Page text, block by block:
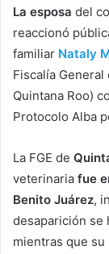
La esposa del
reaccionó
familiar Nataly
Fiscalía General
Quintana Roo)
Protocolo Alba
La FGE de
veterinaria fue
Benito Juárez,
desaparición se
mientras que